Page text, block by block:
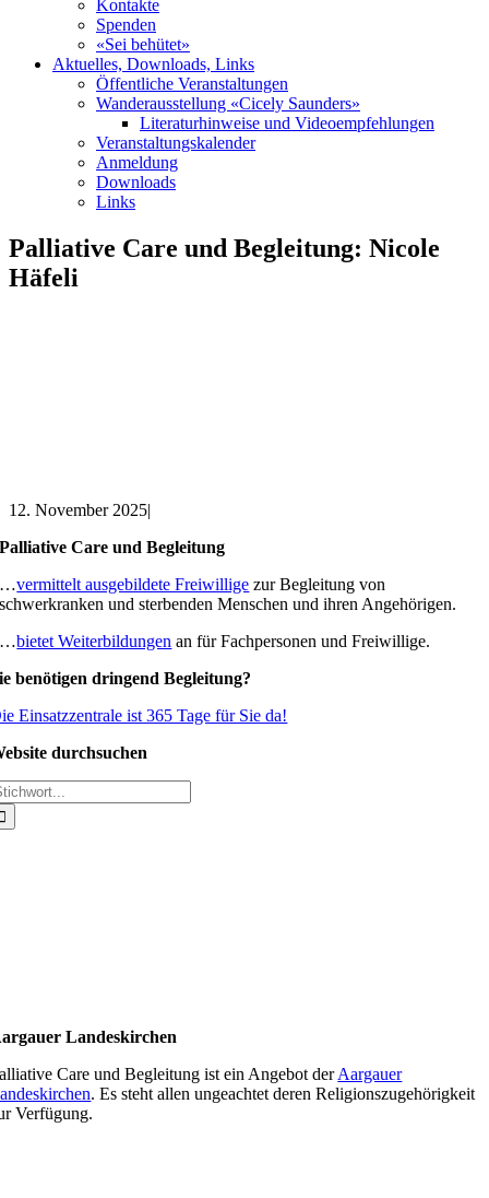
Kontakte
Spenden
«Sei behütet»
Aktuelles, Downloads, Links
Öffentliche Veranstaltungen
Wanderausstellung «Cicely Saunders»
Literaturhinweise und Videoempfehlungen
Veranstaltungskalender
Anmeldung
Downloads
Links
Palliative Care und Begleitung: Nicole
Häfeli
12. November 2025|
Palliative Care und Begleitung
…vermittelt ausgebildete Freiwillige zur Begleitung von
schwerkranken und sterbenden Menschen und ihren Angehörigen.
…bietet Weiterbildungen an für Fachpersonen und Freiwillige.
benötigen dringend Begleitung?
Einsatzzentrale ist 365 Tage für Sie da!
durchsuchen
Landeskirchen
Care und Begleitung ist ein Angebot derAargauer
. Es steht allen ungeachtet deren Religionszugehörigkeit
Verfügung.